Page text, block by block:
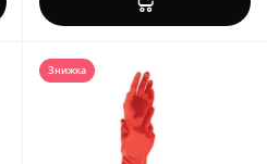
Знижка